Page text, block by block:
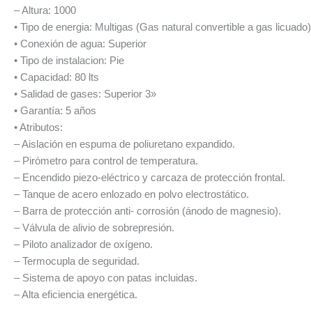
– Altura: 1000
• Tipo de energia: Multigas (Gas natural convertible a gas licuado)
• Conexión de agua: Superior
• Tipo de instalacion: Pie
• Capacidad: 80 lts
• Salidad de gases: Superior 3»
• Garantía: 5 años
• Atributos:
– Aislación en espuma de poliuretano expandido.
– Pirómetro para control de temperatura.
– Encendido piezo-eléctrico y carcaza de protección frontal.
– Tanque de acero enlozado en polvo electrostático.
– Barra de protección anti- corrosión (ánodo de magnesio).
– Válvula de alivio de sobrepresión.
– Piloto analizador de oxígeno.
– Termocupla de seguridad.
– Sistema de apoyo con patas incluidas.
– Alta eficiencia energética.